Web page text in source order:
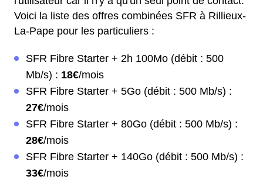
Voici la liste des offres combinées SFR à Rillieux-
La-Pape pour les particuliers :
SFR Fibre Starter + 2h 100Mo (débit : 500
Mb/s) : 18€/mois
SFR Fibre Starter + 5Go (débit : 500 Mb/s) :
27€/mois
SFR Fibre Starter + 80Go (débit : 500 Mb/s) :
28€/mois
SFR Fibre Starter + 140Go (débit : 500 Mb/s) :
33€/mois